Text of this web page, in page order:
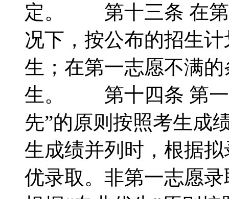
定。 第十三条 在第
况下，按公布的招生
生；在第一志愿不满
生。 第十四条 第一
先”的原则按照考生成
生成绩并列时，根据
优录取。非第一志愿